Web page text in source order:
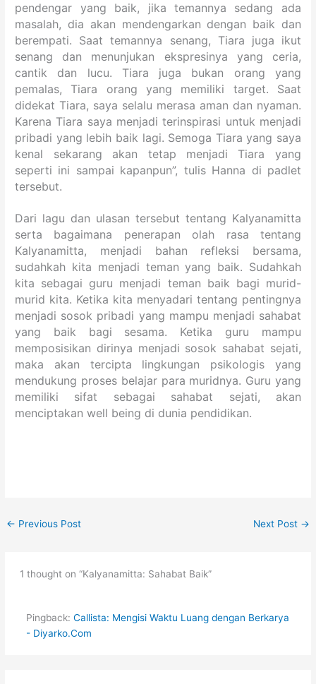
pendengar yang baik, jika temannya sedang ada
masalah, dia akan mendengarkan dengan baik dan
berempati. Saat temannya senang, Tiara juga ikut
senang dan menunjukan ekspresinya yang ceria,
cantik dan lucu. Tiara juga bukan orang yang
pemalas, Tiara orang yang memiliki target. Saat
didekat Tiara, saya selalu merasa aman dan nyaman.
Karena Tiara saya menjadi terinspirasi untuk menjadi
pribadi yang lebih baik lagi. Semoga Tiara yang saya
kenal sekarang akan tetap menjadi Tiara yang
seperti ini sampai kapanpun”, tulis Hanna di padlet
tersebut.
Dari lagu dan ulasan tersebut tentang Kalyanamitta
serta bagaimana penerapan olah rasa tentang
Kalyanamitta, menjadi bahan refleksi bersama,
sudahkah kita menjadi teman yang baik. Sudahkah
kita sebagai guru menjadi teman baik bagi murid-
murid kita. Ketika kita menyadari tentang pentingnya
menjadi sosok pribadi yang mampu menjadi sahabat
yang baik bagi sesama. Ketika guru mampu
memposisikan dirinya menjadi sosok sahabat sejati,
maka akan tercipta lingkungan psikologis yang
mendukung proses belajar para muridnya. Guru yang
memiliki sifat sebagai sahabat sejati, akan
menciptakan well being di dunia pendidikan.
← Previous Post Next Post →
1 thought on “Kalyanamitta: Sahabat Baik”
Pingback: Callista: Mengisi Waktu Luang dengan Berkarya
- Diyarko.Com